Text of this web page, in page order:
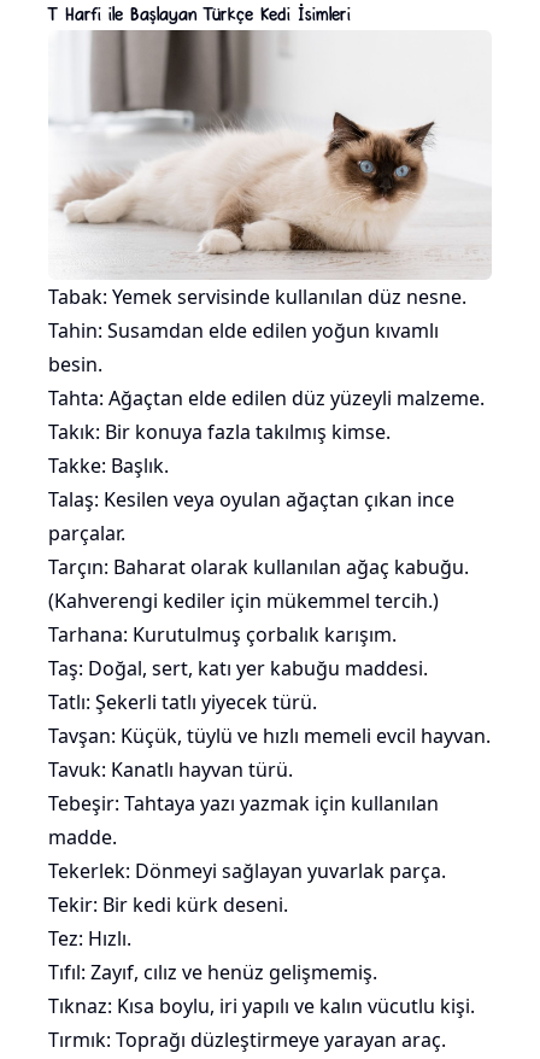
T Harfi ile Başlayan Türkçe Kedi İsimleri
Tabak: Yemek servisinde kullanılan düz nesne.
Tahin: Susamdan elde edilen yoğun kıvamlı
besin.
Tahta: Ağaçtan elde edilen düz yüzeyli malzeme.
Takık: Bir konuya fazla takılmış kimse.
Takke: Başlık.
Talaş: Kesilen veya oyulan ağaçtan çıkan ince
parçalar.
Tarçın: Baharat olarak kullanılan ağaç kabuğu.
(Kahverengi kediler için mükemmel tercih.)
Tarhana: Kurutulmuş çorbalık karışım.
Taş: Doğal, sert, katı yer kabuğu maddesi.
Tatlı: Şekerli tatlı yiyecektürü.
Tavşan: Küçük, tüylü ve hızlı memeli evcil hayvan.
Tavuk: Kanatlı hayvan türü.
Tebeşir: Tahtaya yazı yazmak için kullanılan
madde.
Tekerlek: Dönmeyi sağlayan yuvarlak parça.
Tekir: Bir kedi kürk deseni.
Tez: Hızlı.
Tıfıl: Zayıf, cılız ve henüz gelişmemiş.
Tıknaz: Kısa boylu, iri yapılı ve kalın vücutlu kişi.
Tırmık: Toprağı düzleştirmeye yarayan araç.